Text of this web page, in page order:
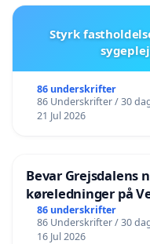
Styrk
86 underskrifter
86 Underskrifter / 30
21 Jul 2026
Bevar Grejsdalens
køreledninger på
86 underskrifter
86 Underskrifter / 30
16 Jul 2026